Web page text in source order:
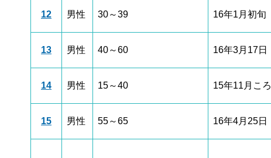
12 男性 30～39 16年1月初旬
13 男性 40～60 16年3月17日
14 男性 15～40 15年11月ころ
15 男性 55～65 16年4月25日